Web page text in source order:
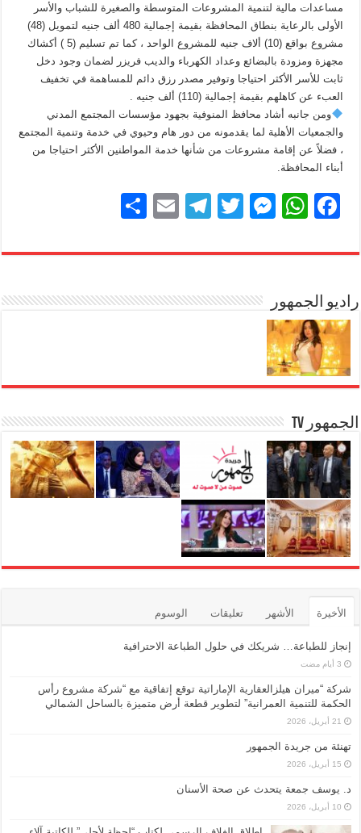
مساعدات مالية لتنمية المشروعات المتوسطة والصغيرة للشباب والأسر
الأولى بالرعاية بنطاق المحافظة بقيمة إجمالية 480 ألف جنيه لتمويل (48)
مشروع بواقع (10) ألاف جنيه للمشروع الواحد ، كما تم تسليم (5 ) أكشاك
مجهزة ومزودة بالبضائع وعداد الكهرباء والديب فريزر لضمان وجود دخل
ثابت للأسر الأكثر احتياجا وتوفير مصدر رزق دائم للمساهمة في تخفيف
العبء عن كاهلهم بقيمة إجمالية (110) ألف جنيه .
ومن جانبه أشاد محافظ المنوفية بجهود مؤسسات المجتمع المدني
والجمعيات الأهلية لما يقدمونه من دور هام وحيوي في خدمة وتنمية المجتمع
، فضلاً عن إقامة مشروعات من شأنها خدمة المواطنين الأكثر احتياجا من
أبناء المحافظة.
F
c
b
o
o
k
W
at
A
p
p
M
ss
n
T
tt
T
e
a
E
ail
ar
راديو الجمهور
الجمهور TV
الأخيرة الأشهر تعليقات الوسوم
إنجاز للطباعة… شريكك في حلول الطباعة الاحترافية
شركة “ميران هيلزالعقارية الإماراتية توقع إتفاقية مع “شركة مشروع رأس
الحكمة للتنمية العمرانية” لتطوير قطعة أرض متميزة بالساحل الشمالي
21 أبريل، 2026
تهنئة من جريدة الجمهور
15 أبريل، 2026
د. يوسف جمعة يتحدث عن صحة الأسنان
10 أبريل، 2026